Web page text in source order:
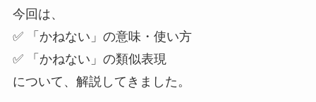
今回は、
✅ 「かねない」の意味・使い方
✅ 「かねない」の類似表現
について、解説してきました。